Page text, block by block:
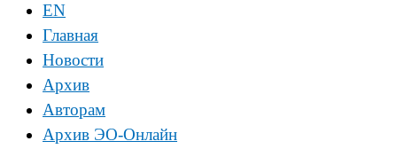
EN
Главная
Новости
Архив
Авторам
Архив ЭО-Онлайн